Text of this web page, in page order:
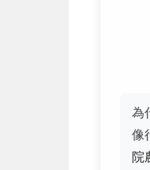
為
像
院